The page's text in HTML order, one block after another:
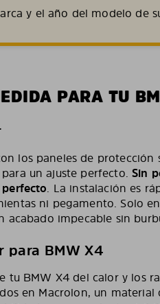
y el año del modelo de
PARA TU
los paneles de protección
un ajuste perfecto.Sin
. La instalación es
ni pegamento. Solo
acabado impecable sin
para BMW X4
tu BMW X4 del calor y los
en Macrolon, un